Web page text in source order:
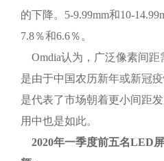
的下降。5-9.99mm和10-
7.8％和6.6％。
Omdia认为，广泛像素间
是由于中国农历新年或新冠
是代表了市场朝着更小间距
用中也是如此。
2020年一季度前五名LED